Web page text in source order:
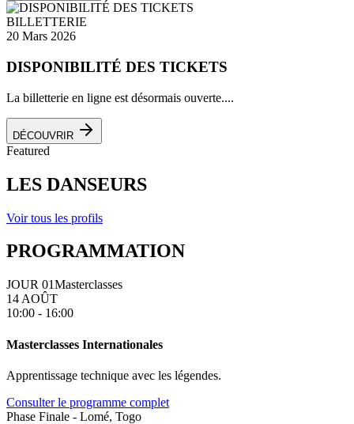
BILLETTERIE
20 Mars 2026
DISPONIBILITÉ DES TICKETS
La billetterie en ligne est désormais ouverte....
DÉCOUVRIR
Featured
LES DANSEURS
Voir tous les profils
PROGRAMMATION
JOUR 01Masterclasses
14 AOÛT
10:00 - 16:00
Masterclasses Internationales
Apprentissage technique avec les légendes.
Consulter le programme complet
Phase Finale - Lomé, Togo